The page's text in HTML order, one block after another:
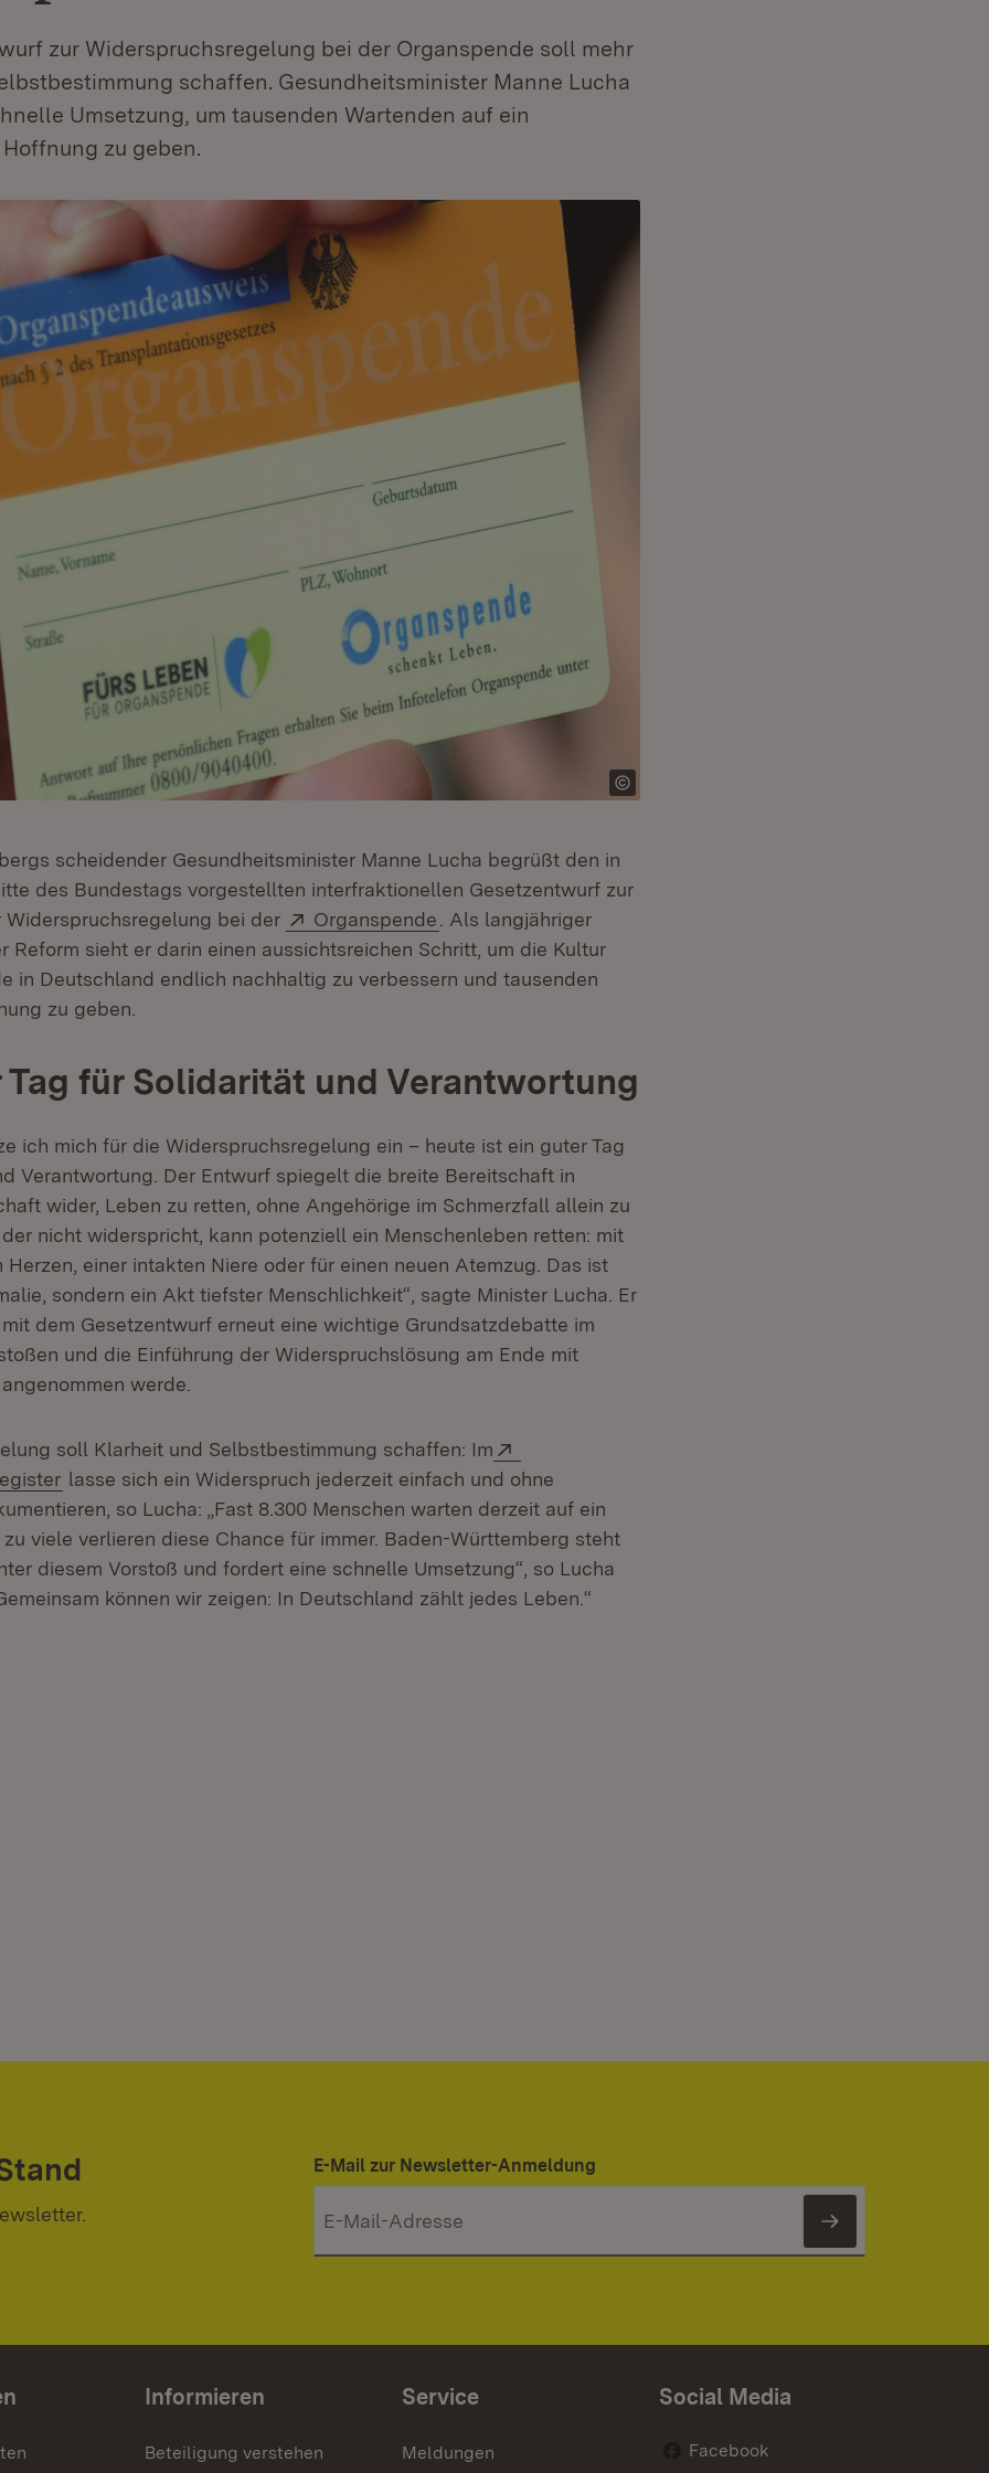
zur Widerspruchsregelung bei der Organspende soll mehr
schaffen. Gesundheitsminister Manne Lucha
Umsetzung, um tausenden Wartenden auf ein
zu geben.
scheidender Gesundheitsminister Manne Lucha begrüßt den in
des Bundestags vorgestellten interfraktionellen Gesetzentwurf zur
Widerspruchsregelung bei der
Extern:
Organspende (Öffnet in neuem Fenster)
. Als langjähriger
Reform sieht er darin einen aussichtsreichen Schritt, um die Kultur
in Deutschland endlich nachhaltig zu verbessern und tausenden
zu geben.
Tag für Solidarität und Verantwortung
ich mich für die Widerspruchsregelung ein – heute ist ein guter Tag
Verantwortung. Der Entwurf spiegelt die breite Bereitschaft in
wider, Leben zu retten, ohne Angehörige im Schmerzfall allein zu
nicht widerspricht, kann potenziell ein Menschenleben retten: mit
Herzen, einer intakten Niere oder für einen neuen Atemzug. Das ist
sondern ein Akt tiefster Menschlichkeit“, sagte Minister Lucha. Er
dem Gesetzentwurf erneut eine wichtige Grundsatzdebatte im
und die Einführung der Widerspruchslösung am Ende mit
werde.
soll Klarheit und Selbstbestimmung schaffen: Im
(Öffnet in neuem Fenster)
lasse sich ein Widerspruch jederzeit einfach und ohne
so Lucha: „Fast 8.300 Menschen warten derzeit auf ein
viele verlieren diese Chance für immer. Baden-Württemberg steht
diesem Vorstoß und fordert eine schnelle Umsetzung“, so Lucha
können wir zeigen: In Deutschland zählt jedes Leben.“
E-Mail zur Newsletter-Anmeldung
Newsletter
Informieren
Beteiligung verstehen
Service
Meldungen
Social Media
Facebook